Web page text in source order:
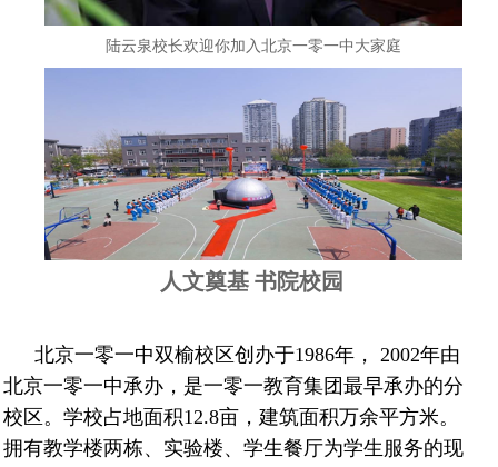
陆云泉校长欢迎你加入北京一零一中大家庭
人文奠基 书院校园
北京一零一中双榆校区创办于1986年， 2002年由
北京一零一中承办，是一零一教育集团最早承办的分
校区。学校占地面积12.8亩，建筑面积万余平方米。
拥有教学楼两栋、实验楼、学生餐厅为学生服务的现